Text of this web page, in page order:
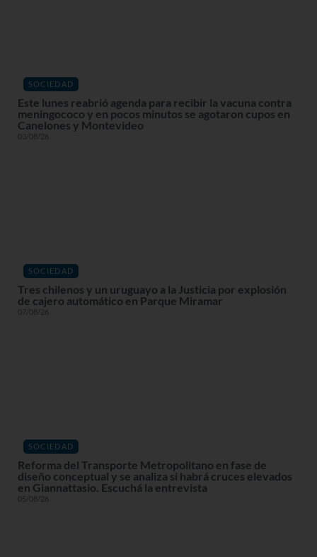
SOCIEDAD
Este lunes reabrió agenda para recibir la vacuna contra
meningococo y en pocos minutos se agotaron cupos en
Canelones y Montevideo
03/08/26
SOCIEDAD
Tres chilenos y un uruguayo a la Justicia por explosión
de cajero automático en Parque Miramar
07/08/26
SOCIEDAD
Reforma del Transporte Metropolitano en fase de
diseño conceptual y se analiza si habrá cruces elevados
en Giannattasio. Escuchá la entrevista
05/08/26